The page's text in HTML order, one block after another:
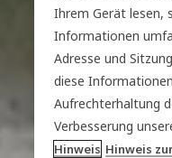
Ihrem Gerät lesen,
Informationen
Adresse und
diese
Aufrechterhaltung
Verbesserung
Hinweis Hinweis